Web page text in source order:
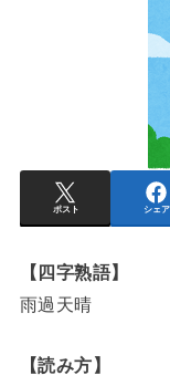
ポスト シェア
【四字熟語】
雨過天晴
【読み方】